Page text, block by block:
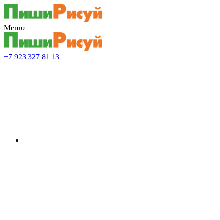
Меню
+7 923 327 81 13